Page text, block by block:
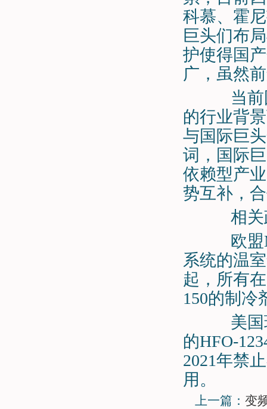
科慕、霍
巨头们布
护使得国
广，虽然
当前国
的行业背
与国际巨
词，国际
依赖型产
势互补，
相关
欧盟
系统的温
起，所有
150的制冷
美国环
的HFO-
2021年禁
用。
上一篇： 变